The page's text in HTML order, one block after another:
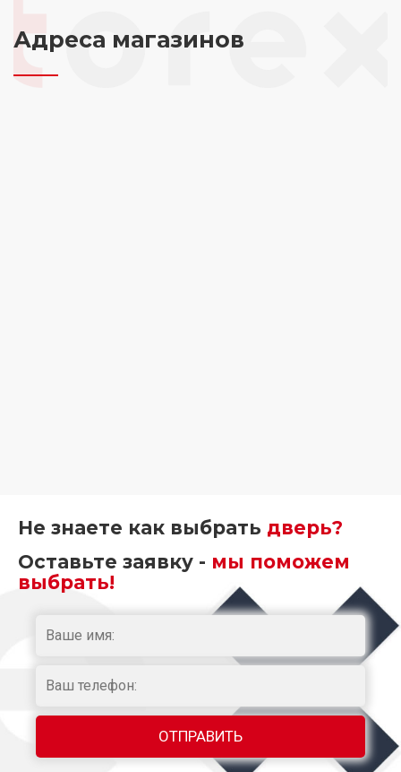
Адреса магазинов
Не знаете как выбрать дверь?
Оставьте заявку - мы поможем
выбрать!